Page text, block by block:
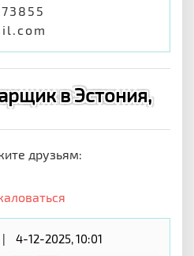
в Эстония,
друзьям:
4-12-2025, 10:01